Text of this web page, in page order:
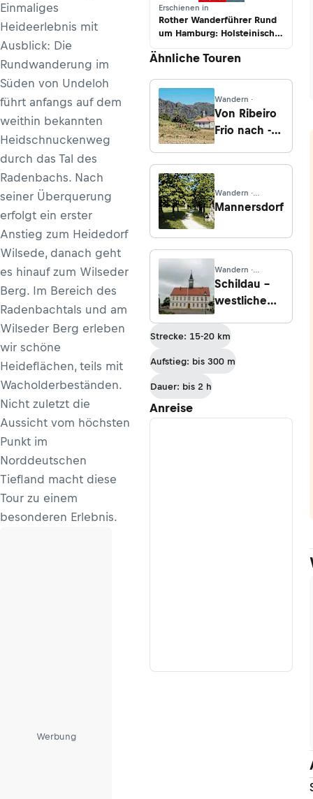
Einmaliges
Heideerlebnis mit
Ausblick: Die
Rundwanderung im
Süden von Undeloh
führt anfangs auf dem
weithin bekannten
Heidschnuckenweg
durch das Tal des
Radenbachs. Nach
seiner Überquerung
erfolgt ein erster
Anstieg zum Heidedorf
Wilsede, danach geht
es hinauf zum Wilseder
Berg. Im Bereich des
Radenbachtals und am
Wilseder Berg erleben
wir schöne
Heideflächen, teils mit
Wacholderbeständen.
Nicht zuletzt die
Aussicht vom höchsten
Punkt im
Norddeutschen
Tiefland macht diese
Tour zu einem
besonderen Erlebnis.
Werbung
Erschienen in
Rother Wanderführer Rund
um Hamburg: Holsteinische
Schweiz bis Lüneburger
Heide
Ähnliche Touren
Wandern ·
Von Ribeiro
Frio nach ­
Baixo
Wandern ·
Niederösterreich
Mannersdorf
Wandern ·
Sachsen
Schildau –
westliche
Heide
Strecke: 15-20 km
Aufstieg: bis 300 m
Dauer: bis 2 h
Anreise